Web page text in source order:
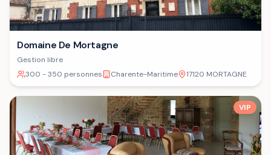
Domaine De Mortagne
Gestion libre
300 - 350 personnes
Charente-Maritime 17120 MORTAGNE
VIP